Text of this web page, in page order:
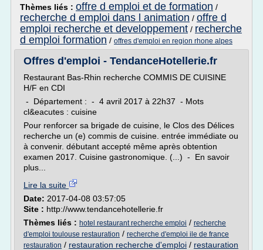
Thèmes liés : offre d emploi et de formation /
recherche d emploi dans l animation / offre d
emploi recherche et developpement / recherche
d emploi formation / offres d'emploi en region rhone alpes
Offres d'emploi - TendanceHotellerie.fr
Restaurant Bas-Rhin recherche COMMIS DE CUISINE
H/F en CDI
- Département : - 4 avril 2017 à 22h37 - Mots
cl&eacutes : cuisine
Pour renforcer sa brigade de cuisine, le Clos des Délices
recherche un (e) commis de cuisine. entrée immédiate ou
à convenir. débutant accepté même après obtention
examen 2017. Cuisine gastronomique. (...) - En savoir
plus...
Lire la suite
Date: 2017-04-08 03:57:05
Site : http://www.tendancehotellerie.fr
Thèmes liés : hotel restaurant recherche emploi / recherche
d'emploi toulouse restauration / recherche d'emploi ile de france
restauration / restauration recherche d'emploi / restauration